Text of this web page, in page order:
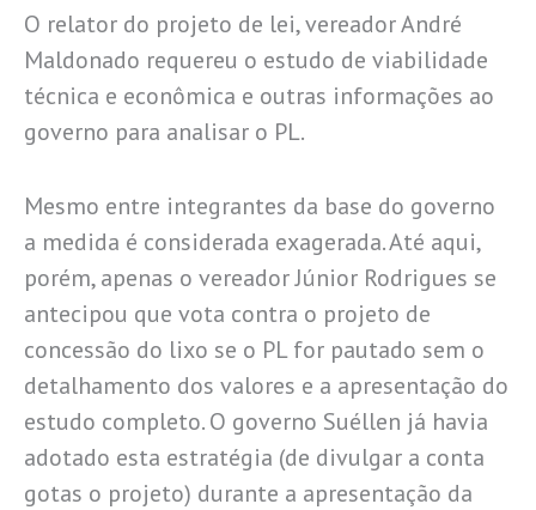
O relator do projeto de lei, vereador André
Maldonado requereu o estudo de viabilidade
técnica e econômica e outras informações ao
governo para analisar o PL.
Mesmo entre integrantes da base do governo
a medida é considerada exagerada. Até aqui,
porém, apenas o vereador Júnior Rodrigues se
antecipou que vota contra o projeto de
concessão do lixo se o PL for pautado sem o
detalhamento dos valores e a apresentação do
estudo completo. O governo Suéllen já havia
adotado esta estratégia (de divulgar a conta
gotas o projeto) durante a apresentação da